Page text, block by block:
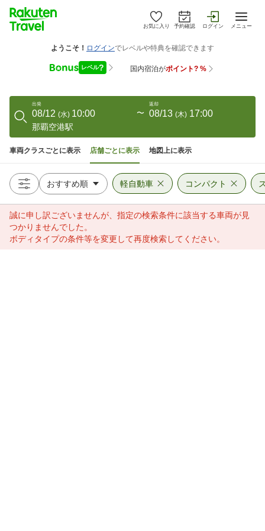
お気に入り 予約確認 ログイン メニュー
出発
08/12 (水) 10:00 〜
返却
08/13 (木) 17:00
那覇空港駅
車両クラスごとに表示 店舗ごとに表示 地図上に表示
軽自動車 コンパクト
誠に申し訳ございませんが、指定の検索条件に該当する車両が見
つかりませんでした。
ボディタイプの条件等を変更して再度検索してください。